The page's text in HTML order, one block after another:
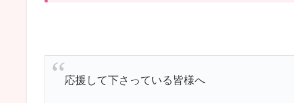
応援して下さっている皆様へ